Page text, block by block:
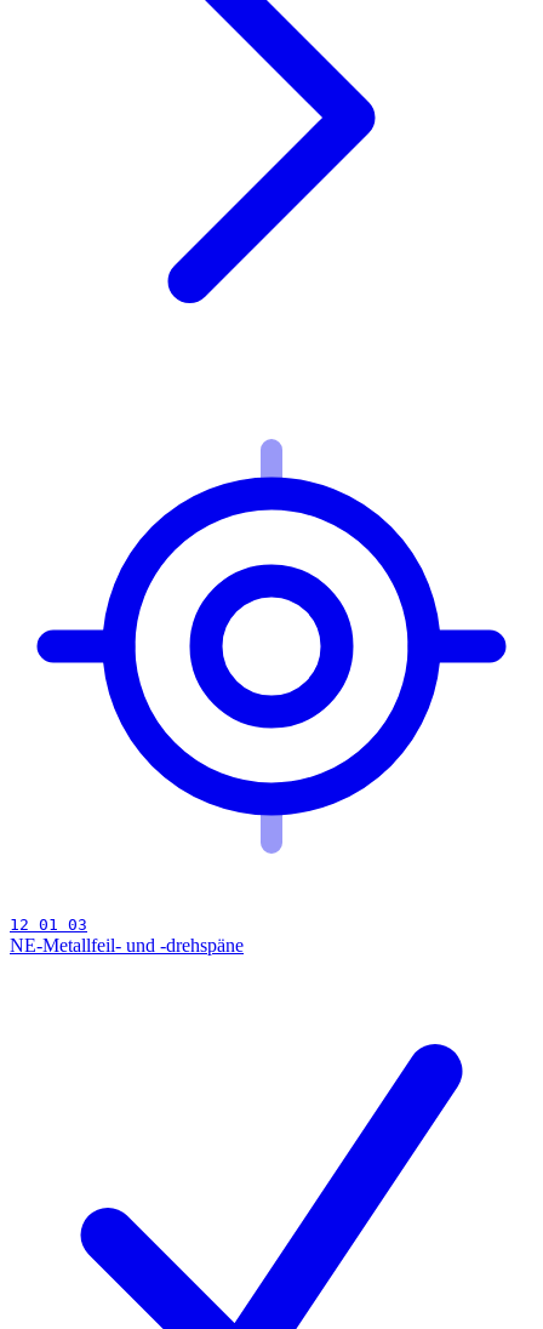
12 01 03
NE-Metallfeil- und -drehspäne